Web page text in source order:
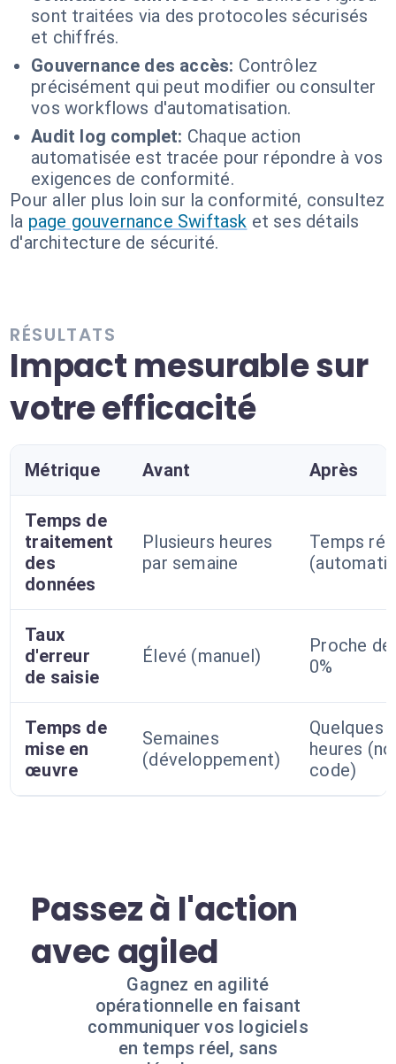
sont traitées via des protocoles sécurisés
et chiffrés.
Gouvernance des accès: Contrôlez
précisément qui peut modifier ou consulter
vos workflows d'automatisation.
Audit log complet: Chaque action
automatisée est tracée pour répondre à vos
exigences de conformité.
Pour aller plus loin sur la conformité, consultez
la page gouvernance Swiftask et ses détails
d'architecture de sécurité.
RÉSULTATS
Impact mesurable sur
votre efficacité
Métrique Avant Après
Temps de
traitement
des
données
Plusieurs heures
par semaine
Temps
Taux
d'erreur
de saisie
Élevé (manuel)
Proche de
0%
Temps de
mise en
œuvre
Semaines
(développement)
Quelques
heures
code)
Passez à l'action
avec agiled
Gagnez en agilité
opérationnelle en faisant
communiquer vos logiciels
en temps réel, sans